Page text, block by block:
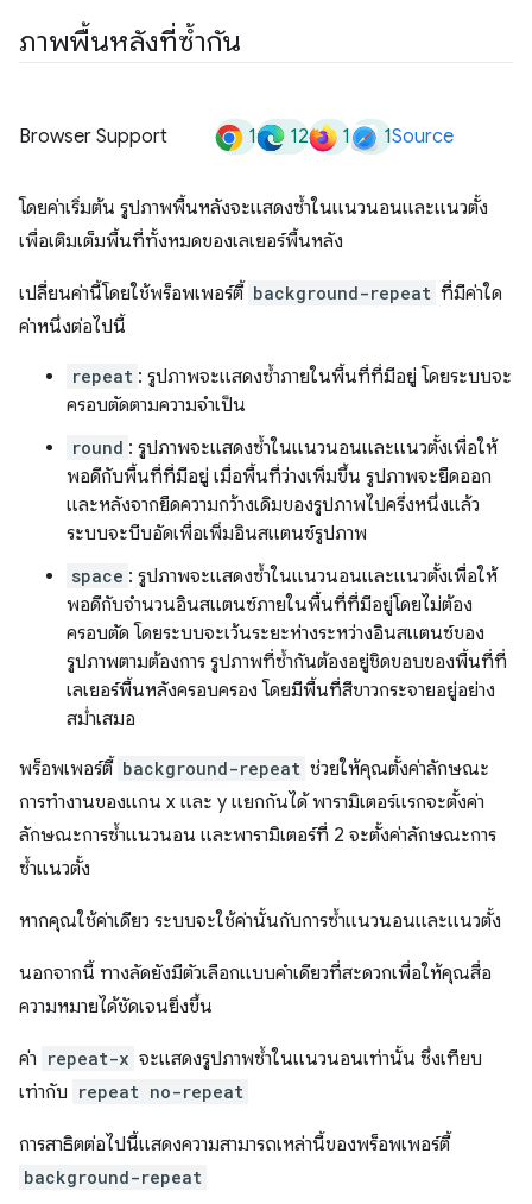
ภาพพื้นหลังที่ซ้ำกัน
Browser Support 1 12 1 1Source
โดยค่าเริ่มต้น รูปภาพพื้นหลังจะแสดงซ้ำในแนวนอนและแนวตั้ง
เพื่อเติมเต็มพื้นที่ทั้งหมดของเลเยอร์พื้นหลัง
เปลี่ยนค่านี้โดยใช้พร็อพเพอร์ตี้ background-repeat ที่มีค่าใด
ค่าหนึ่งต่อไปนี้
repeat : รูปภาพจะแสดงซ้ำภายในพื้นที่ที่มีอยู่ โดยระบบจะ
ครอบตัดตามความจำเป็น
round : รูปภาพจะแสดงซ้ำในแนวนอนและแนวตั้งเพื่อให้
พอดีกับพื้นที่ที่มีอยู่ เมื่อพื้นที่ว่างเพิ่มขึ้น รูปภาพจะยืดออก
และหลังจากยืดความกว้างเดิมของรูปภาพไปครึ่งหนึ่งแล้ว
ระบบจะบีบอัดเพื่อเพิ่มอินสแตนซ์รูปภาพ
space : รูปภาพจะแสดงซ้ำในแนวนอนและแนวตั้งเพื่อให้
พอดีกับจำนวนอินสแตนซ์ภายในพื้นที่ที่มีอยู่โดยไม่ต้อง
ครอบตัด โดยระบบจะเว้นระยะห่างระหว่างอินสแตนซ์ของ
รูปภาพตามต้องการ รูปภาพที่ซ้ำกันต้องอยู่ชิดขอบของพื้นที่ที่
เลเยอร์พื้นหลังครอบครอง โดยมีพื้นที่สีขาวกระจายอยู่อย่าง
สม่ำเสมอ
พร็อพเพอร์ตี้ background-repeat ช่วยให้คุณตั้งค่าลักษณะ
การทํางานของแกน x และ y แยกกันได้ พารามิเตอร์แรกจะตั้งค่า
ลักษณะการซ้ำแนวนอน และพารามิเตอร์ที่ 2 จะตั้งค่าลักษณะการ
ซ้ำแนวตั้ง
หากคุณใช้ค่าเดียว ระบบจะใช้ค่านั้นกับการซ้ำแนวนอนและแนวตั้ง
นอกจากนี้ ทางลัดยังมีตัวเลือกแบบคำเดียวที่สะดวกเพื่อให้คุณสื่อ
ความหมายได้ชัดเจนยิ่งขึ้น
ค่า repeat-x จะแสดงรูปภาพซ้ำในแนวนอนเท่านั้น ซึ่งเทียบ
เท่ากับ repeat no-repeat
การสาธิตต่อไปนี้แสดงความสามารถเหล่านี้ของพร็อพเพอร์ตี้
background-repeat